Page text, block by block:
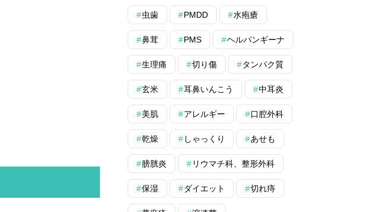
虫歯 PMDD 水疱瘡
鼻茸 PMS ヘルパンギーナ
生理痛 切り傷 タンパク質
玄米 耳鼻いんこう 中耳炎
美肌 アレルギー 口腔外科
乾燥 しゃっくり あせも
膀胱炎 リウマチ科、整形外科
保湿 ダイエット 切れ痔